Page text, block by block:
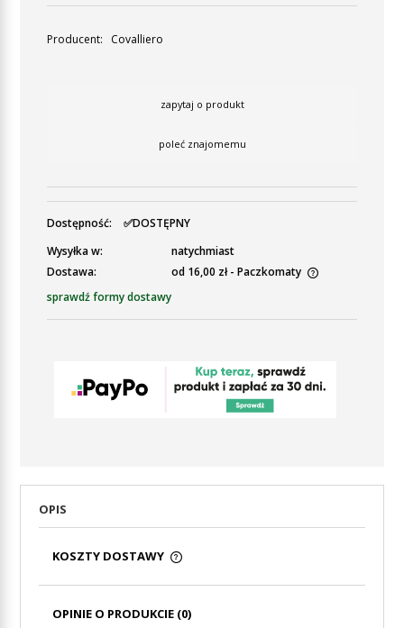
Producent: Covalliero
zapytaj o produkt
poleć znajomemu
Dostępność:
✅DOSTĘPNY
Wysyłka w:
natychmiast
Dostawa:
od 16,00 zł - Paczkomaty
Cena nie zawiera ewentualnych kosztów płatności
sprawdź formy dostawy
OPIS
KOSZTY DOSTAWY
PŁATNOŚCI
OPINIE O PRODUKCIE (0)